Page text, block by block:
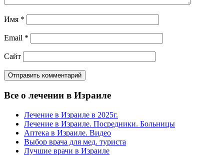
Имя *
Email *
Сайт
Все о лечении в Израиле
Лечение в Израиле в 2025г.
Лечение в Израиле. Посредники. Больницы
Аптека в Израиле. Видео
Выбор врача для мед. туриста
Лучшие врачи в Израиле